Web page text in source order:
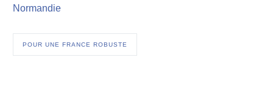
Normandie
POUR UNE FRANCE ROBUSTE